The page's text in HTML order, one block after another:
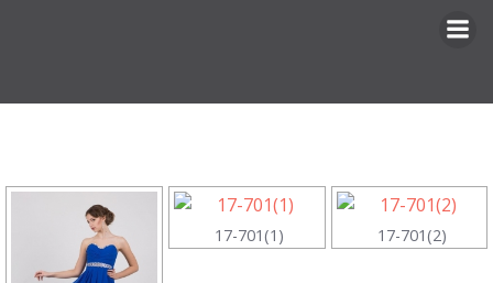
17-701(1) 17-701(2)